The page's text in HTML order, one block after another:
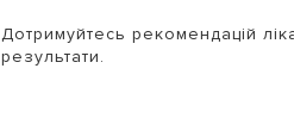
Дотримуйтесь рекомендацій
результати.